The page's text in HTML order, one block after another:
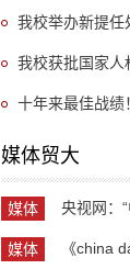
近平总书记关于推
要指示精神
我校举办新提任
立和践行正确政绩
我校获批国家人
十年来最佳战绩
英语演讲比赛国赛
媒体贸大
媒体
媒体